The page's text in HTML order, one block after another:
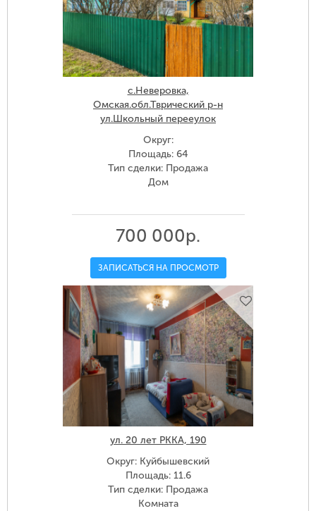
с.Неверовка,
Омская.обл.Тврический р-н
ул.Школьный перееулок
Округ:
Площадь: 64
Тип сделки: Продажа
Дом
700 000р.
ЗАПИСАТЬСЯ НА ПРОСМОТР
ул. 20 лет РККА, 190
Округ: Куйбышевский
Площадь: 11.6
Тип сделки: Продажа
Комната